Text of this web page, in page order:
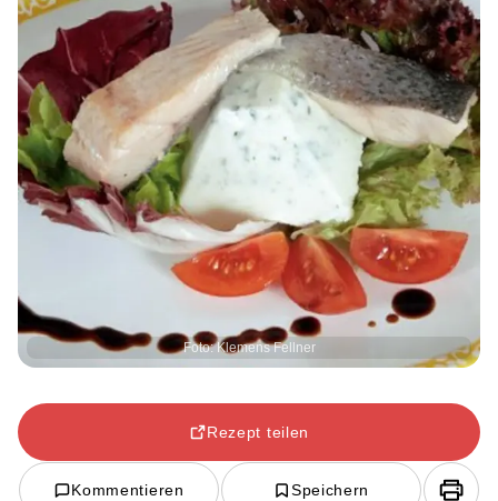
Foto: Klemens Fellner
Rezept teilen
Kommentieren Speichern